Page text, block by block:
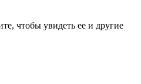
чтобы увидеть ее и другие